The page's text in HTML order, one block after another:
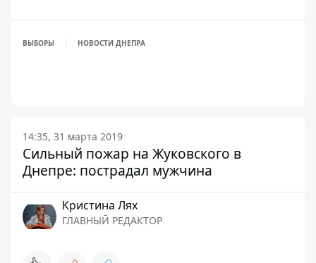
ВЫБОРЫ НОВОСТИ ДНЕПРА
14:35, 31 марта 2019
Сильный пожар на Жуковского в
Днепре: пострадал мужчина
Кристина Лях
ГЛАВНЫЙ РЕДАКТОР